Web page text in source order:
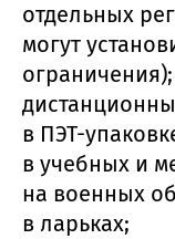
отдельных
могут
ограничения);
в ПЭТ-
в учебных и
на военных
в ларьках;